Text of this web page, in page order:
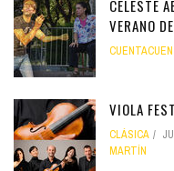
CELESTE
VERANO
VIOLA
CLÁSICA
MARTÍN